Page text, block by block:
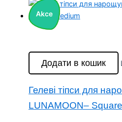
Akce
Додати в кошик
Гелеві тіпси для
LUNAMOON–